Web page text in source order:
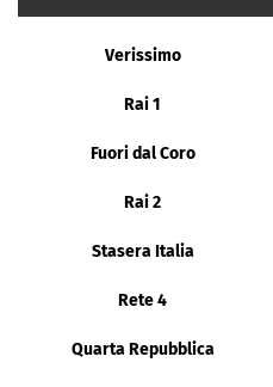
Verissimo
Rai 1
Fuori dal Coro
Rai 2
Stasera Italia
Rete 4
Quarta Repubblica